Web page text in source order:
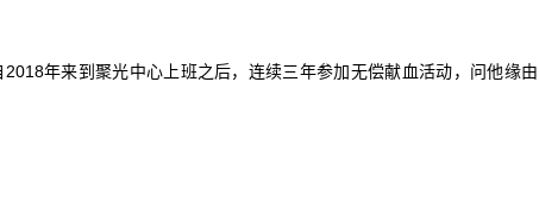
年来到聚光中心上班之后，连续三年参加无偿献血活动，问他缘